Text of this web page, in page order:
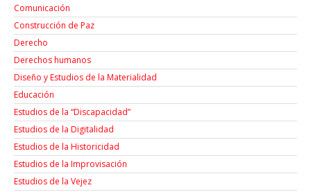
Comunicación
Construcción de Paz
Derecho
Derechos humanos
Diseño y Estudios de la Materialidad
Educación
Estudios de la “Discapacidad”
Estudios de la Digitalidad
Estudios de la Historicidad
Estudios de la Improvisación
Estudios de la Vejez